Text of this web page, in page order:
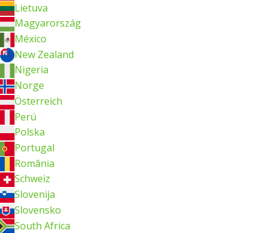
Lietuva
Magyarország
México
New Zealand
Nigeria
Norge
Österreich
Perú
Polska
Portugal
România
Schweiz
Slovenija
Slovensko
South Africa